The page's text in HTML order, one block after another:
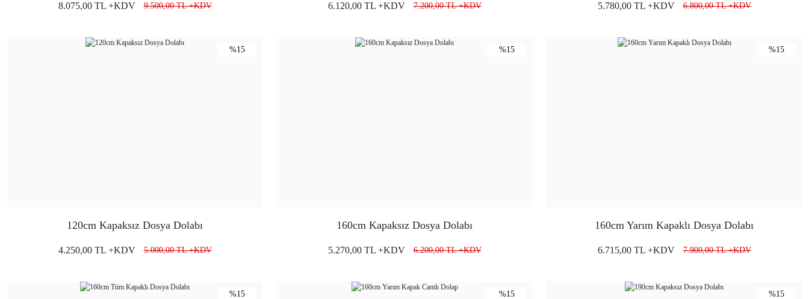
8.075,00 TL +KDV 9.500,00 TL +KDV 6.120,00 TL +KDV 7.200,00 TL +KDV 5.780,00 TL +KDV 6.800,00 TL +KDV
%15
120cm Kapaksız Dosya Dolabı
4.250,00 TL +KDV 5.000,00 TL +KDV
%15
160cm Kapaksız Dosya Dolabı
5.270,00 TL +KDV 6.200,00 TL +KDV
%15
160cm Yarım Kapaklı Dosya Dolabı
6.715,00 TL +KDV 7.900,00 TL +KDV
%15 %15 %15